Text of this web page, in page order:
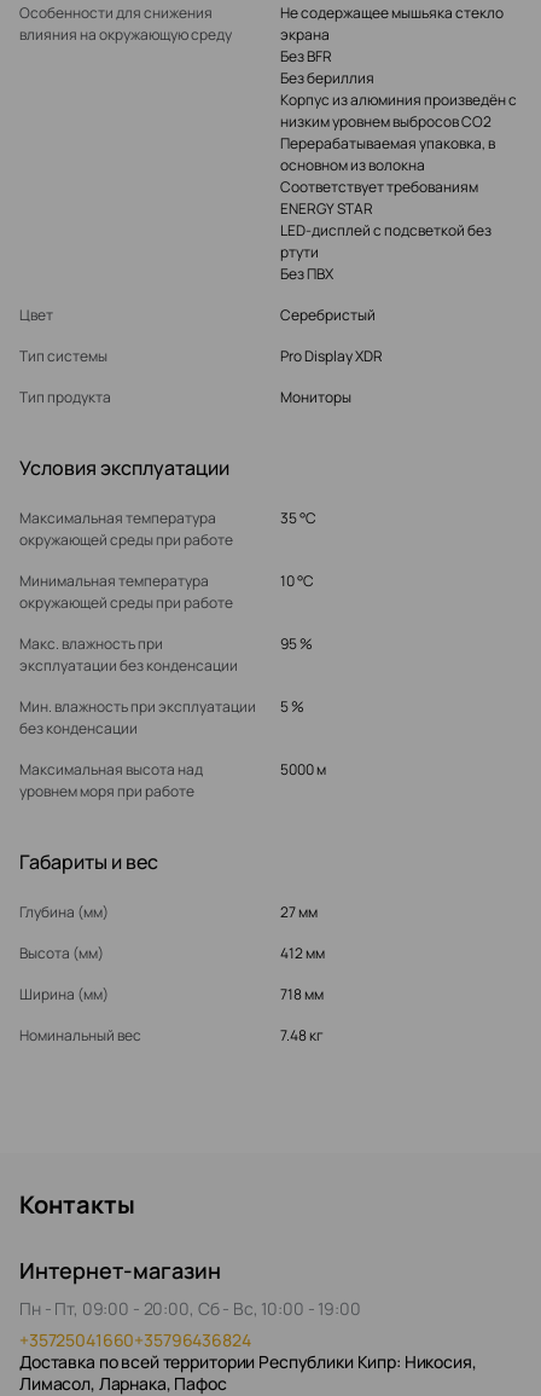
Особенности для снижения
влияния на окружающую среду
Не содержащее мышьяка стекло
экрана
Без BFR
Без бериллия
Корпус из алюминия произведён с
низким уровнем выбросов CO2
Перерабатываемая упаковка, в
основном из волокна
Соответствует требованиям
ENERGY STAR
LED-дисплей с подсветкой без
ртути
Без ПВХ
Цвет
Серебристый
Тип системы
Pro Display XDR
Тип продукта
Мониторы
Условия эксплуатации
Максимальная температура
окружающей среды при работе
35 °C
Минимальная температура
окружающей среды при работе
10 °C
Макс. влажность при
эксплуатации без конденсации
95 %
Мин. влажность при эксплуатации
без конденсации
5 %
Максимальная высота над
уровнем моря при работе
5000 м
Габариты и вес
Глубина (мм)
27 мм
Высота (мм)
412 мм
Ширина (мм)
718 мм
Номинальный вес
7.48 кг
Контакты
Интернет-магазин
Пн - Пт, 09:00 - 20:00, Сб - Вс, 10:00 - 19:00
+35725041660+35796436824
Доставка по всей территории Республики Кипр: Никосия,
Лимасол, Ларнака, Пафос